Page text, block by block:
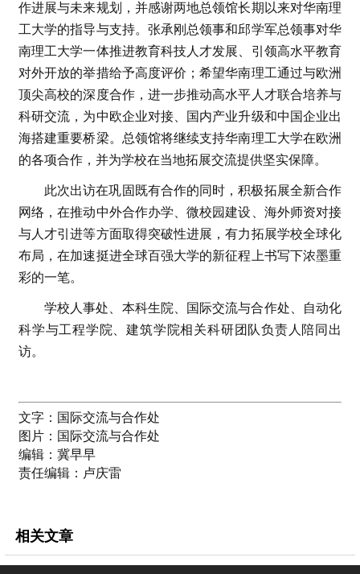
作进展与未来规划，并感谢两地总领馆长期以来对华南理
工大学的指导与支持。张承刚总领事和邱学军总领事对华
南理工大学一体推进教育科技人才发展、引领高水平教育
对外开放的举措给予高度评价；希望华南理工通过与欧洲
顶尖高校的深度合作，进一步推动高水平人才联合培养与
科研交流，为中欧企业对接、国内产业升级和中国企业出
海搭建重要桥梁。总领馆将继续支持华南理工大学在欧洲
的各项合作，并为学校在当地拓展交流提供坚实保障。
此次出访在巩固既有合作的同时，积极拓展全新合作
网络，在推动中外合作办学、微校园建设、海外师资对接
与人才引进等方面取得突破性进展，有力拓展学校全球化
布局，在加速挺进全球百强大学的新征程上书写下浓墨重
彩的一笔。
学校人事处、本科生院、国际交流与合作处、自动化
科学与工程学院、建筑学院相关科研团队负责人陪同出
访。
文字： 国际交流与合作处
图片： 国际交流与合作处
编辑： 冀早早
责任编辑： 卢庆雷
相关文章